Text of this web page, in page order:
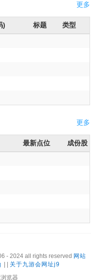
更多
) 标题 类型
更多
最新点位 成份股
- 2024 all rights reserved 网站
关于九游会网址j9
览器